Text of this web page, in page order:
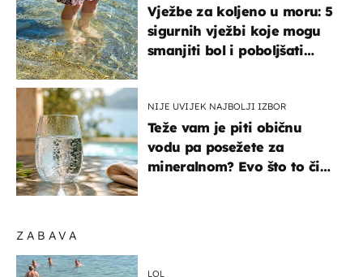
ZABAVA
LOL
Vježbe za koljeno u moru: 5
sigurnih vježbi koje mogu
smanjiti bol i poboljšati
NIJE UVIJEK NAJBOLJI IZBOR
Teže vam je piti običnu
vodu pa posežete za
mineralnom? Evo što to čini